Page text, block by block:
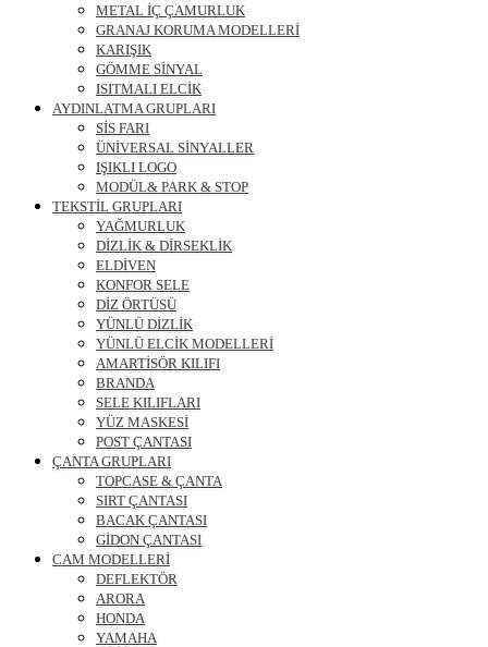
METAL İÇ ÇAMURLUK
GRANAJ KORUMA MODELLERİ
KARIŞIK
GÖMME SİNYAL
ISITMALI ELCİK
AYDINLATMA GRUPLARI
SİS FARI
ÜNİVERSAL SİNYALLER
IŞIKLI LOGO
MODÜL& PARK & STOP
TEKSTİL GRUPLARI
YAĞMURLUK
DİZLİK & DİRSEKLİK
ELDİVEN
KONFOR SELE
DİZ ÖRTÜSÜ
YÜNLÜ DİZLİK
YÜNLÜ ELCİK MODELLERİ
AMARTİSÖR KILIFI
BRANDA
SELE KILIFLARI
YÜZ MASKESİ
POST ÇANTASI
ÇANTA GRUPLARI
TOPCASE & ÇANTA
SIRT ÇANTASI
BACAK ÇANTASI
GİDON ÇANTASI
CAM MODELLERİ
DEFLEKTÖR
ARORA
HONDA
YAMAHA